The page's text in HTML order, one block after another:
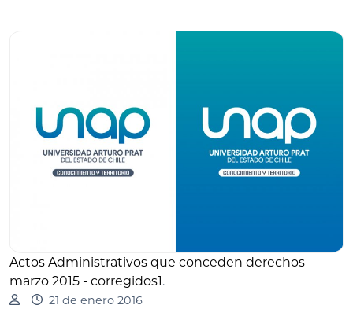
Actos Administrativos que conceden derechos -
marzo 2015 - corregidos1.
21 de enero 2016